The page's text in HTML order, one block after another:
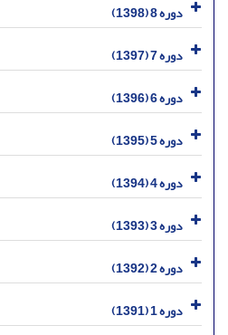
دوره 8 (1398)
دوره 7 (1397)
دوره 6 (1396)
دوره 5 (1395)
دوره 4 (1394)
دوره 3 (1393)
دوره 2 (1392)
دوره 1 (1391)